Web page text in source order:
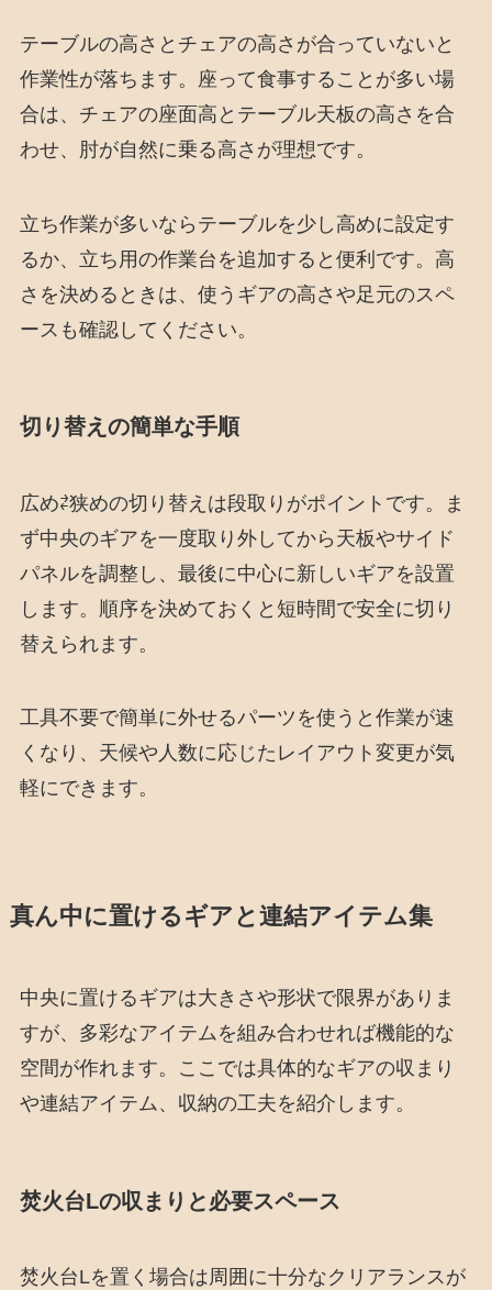
テーブルの高さとチェアの高さが合っていないと
作業性が落ちます。座って食事することが多い場
合は、チェアの座面高とテーブル天板の高さを合
わせ、肘が自然に乗る高さが理想です。
立ち作業が多いならテーブルを少し高めに設定す
るか、立ち用の作業台を追加すると便利です。高
さを決めるときは、使うギアの高さや足元のスペ
ースも確認してください。
切り替えの簡単な手順
広め⇄狭めの切り替えは段取りがポイントです。ま
ず中央のギアを一度取り外してから天板やサイド
パネルを調整し、最後に中心に新しいギアを設置
します。順序を決めておくと短時間で安全に切り
替えられます。
工具不要で簡単に外せるパーツを使うと作業が速
くなり、天候や人数に応じたレイアウト変更が気
軽にできます。
真ん中に置けるギアと連結アイテム集
中央に置けるギアは大きさや形状で限界がありま
すが、多彩なアイテムを組み合わせれば機能的な
空間が作れます。ここでは具体的なギアの収まり
や連結アイテム、収納の工夫を紹介します。
焚火台Lの収まりと必要スペース
焚火台Lを置く場合は周囲に十分なクリアランスが